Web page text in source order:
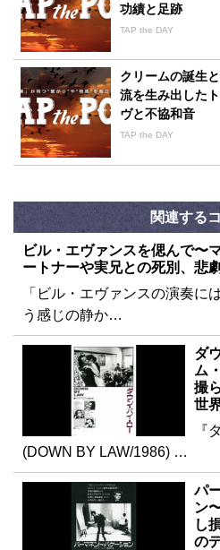
功績と足跡
TAP the DAY
クリームの誕生
流を生み出した
ヴと不協和音
TAP the DAY
関連する
ビル・エヴァンスを偲んで〜
ートナーや実兄との死別、悲
「ビル・エヴァンスの演奏に
う感じの静か…
ダ
ム
撮
世
『
(DOWN BY LAW/1986) …
パ
ン
し
の